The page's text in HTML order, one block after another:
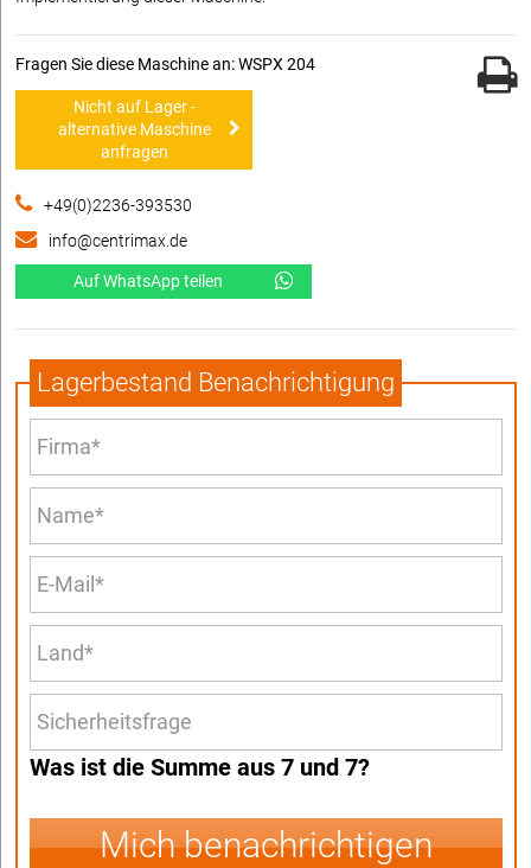
Fragen Sie diese Maschine an: WSPX 204
Nicht auf Lager -
alternative Maschine
anfragen
+49(0)2236-393530
info@centrimax.de
Auf WhatsApp teilen
Lagerbestand Benachrichtigung
Was ist die Summe aus 7 und 7?
Mich benachrichtigen